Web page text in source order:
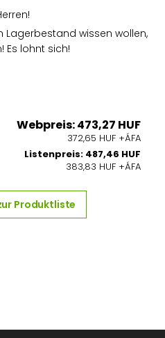
Lagerbestand wissen wollen,
Es lohnt sich!
Webpreis: 473,27 HUF
372,65 HUF +ÁFA
Listenpreis: 487,46 HUF
383,83 HUF +ÁFA
Produktliste